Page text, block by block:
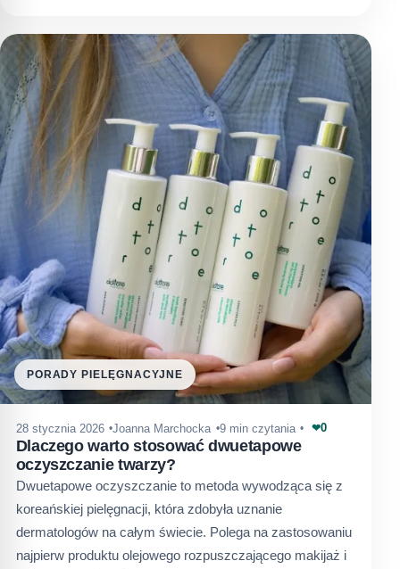
PORADY PIELĘGNACYJNE
28 stycznia 2026 Joanna Marchocka 9 min czytania ❤0
Dlaczego warto stosować dwuetapowe
oczyszczanie twarzy?
Dwuetapowe oczyszczanie to metoda wywodząca się z
koreańskiej pielęgnacji, która zdobyła uznanie
dermatologów na całym świecie. Polega na zastosowaniu
najpierw produktu olejowego rozpuszczającego makijaż i